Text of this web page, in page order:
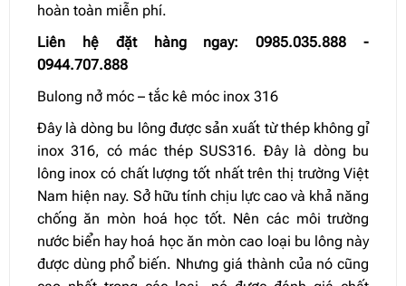
hoàn toàn miễn phí.
Liên hệ đặt hàng ngay: 0985.035.888 -
0944.707.888
Bulong nở móc – tắc kê móc inox 316
Đây là dòng bu lông được sản xuất từ thép không gỉ
inox 316, có mác thép SUS316. Đây là dòng bu
lông inox có chất lượng tốt nhất trên thị trường Việt
Nam hiện nay. Sở hữu tính chịu lực cao và khả năng
chống ăn mòn hoá học tốt. Nên các môi trường
nước biển hay hoá học ăn mòn cao loại bu lông này
được dùng phổ biến. Nhưng giá thành của nó cũng